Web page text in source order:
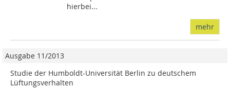
hierbei...
mehr
Ausgabe 11/2013
Studie der Humboldt-Universität Berlin zu deutschem
Lüftungsverhalten